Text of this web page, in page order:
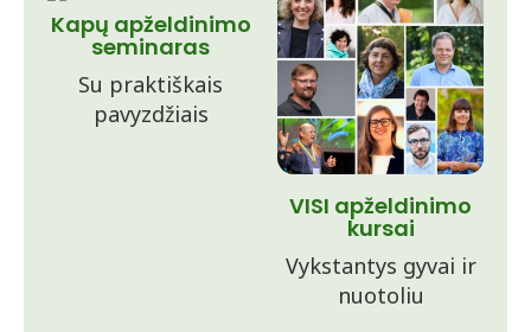
Kapų apželdinimo
seminaras
Su praktiškais
pavyzdžiais
VISI apželdinimo
kursai
Vykstantys gyvai ir
nuotoliu